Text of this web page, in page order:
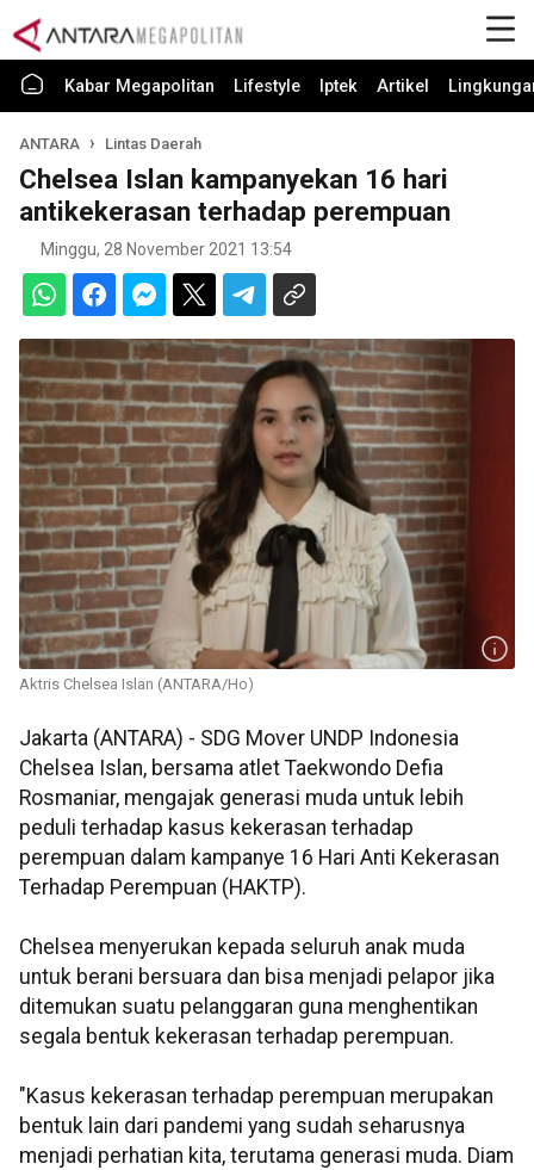
Kabar Megapolitan Lifestyle Iptek Artikel
ANTARA Lintas Daerah
Chelsea Islan kampanyekan 16 hari
antikekerasan terhadap perempuan
Minggu, 28 November 2021 13:54
Aktris Chelsea Islan (ANTARA/Ho)
Jakarta (ANTARA) - SDG Mover UNDP Indonesia
Chelsea Islan, bersama atlet Taekwondo Defia
Rosmaniar, mengajak generasi muda untuk lebih
peduli terhadap kasus kekerasan terhadap
perempuan dalam kampanye 16 Hari Anti Kekerasan
Terhadap Perempuan (HAKTP).
Chelsea menyerukan kepada seluruh anak muda
untuk berani bersuara dan bisa menjadi pelapor jika
ditemukan suatu pelanggaran guna menghentikan
segala bentuk kekerasan terhadap perempuan.
"Kasus kekerasan terhadap perempuan merupakan
bentuk lain dari pandemi yang sudah seharusnya
menjadi perhatian kita, terutama generasi muda. Diam